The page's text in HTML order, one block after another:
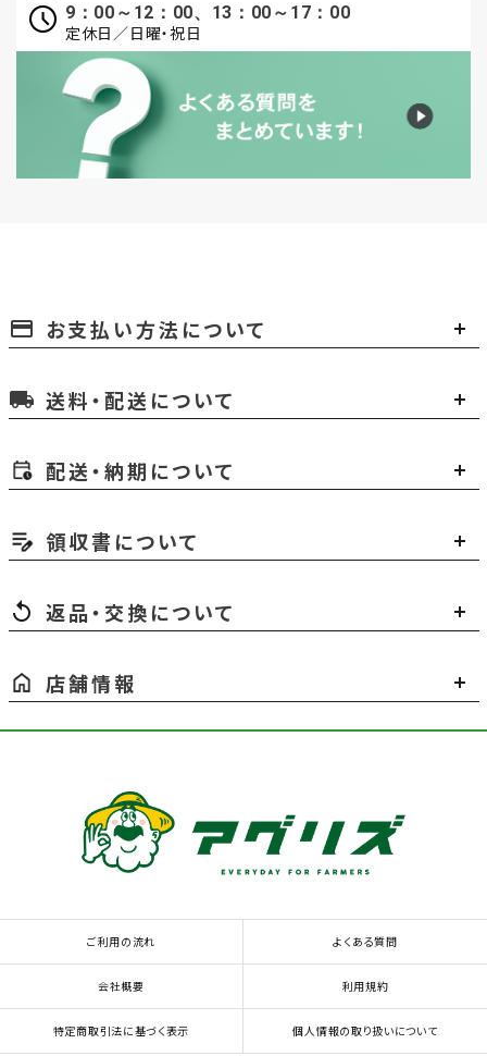
9：00～12：00、13：00～17：00
定休日／日曜・祝日
payment お支払い方法について
local_shipping 送料・配送について
配送・納期について
領収書について
返品・交換について
店舗情報
ご利用の流れ よくある質問
会社概要 利用規約
特定商取引法に基づく表示 個人情報の取り扱いについて